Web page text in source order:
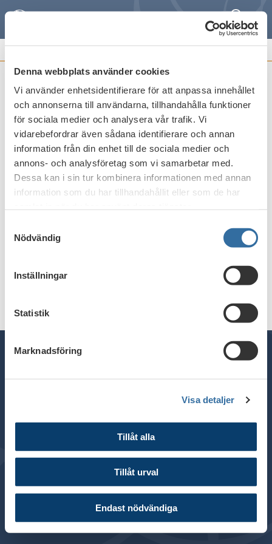
Denna webbplats använder cookies
Vi använder enhetsidentifierare för att anpassa innehållet
och annonserna till användarna, tillhandahålla funktioner
för sociala medier och analysera vår trafik. Vi
vidarebefordrar även sådana identifierare och annan
information från din enhet till de sociala medier och
annons- och analysföretag som vi samarbetar med.
Dessa kan i sin tur kombinera informationen med annan
information som du har tillhandahållit eller som de har
Nödvändig
Inställningar
Statistik
Marknadsföring
Visa detaljer
Tillåt alla
Tillåt urval
Endast nödvändiga
SökMeny
FRAMSTÄLLNINGAR
Skatteverkets promemoria
Folkbokföring och SPAR - några
registerfrågor
Publicerat den13 februari 2015
Postadress: Box 7603, 103 94 Stockholm
Besöksadress: Blasieholmsgatan 4B
© 2024 Svenska Bankföreningen
Om webbplatsen